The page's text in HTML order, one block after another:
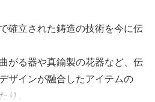
確立された鋳造の技術を今に伝
がる器や真鍮製の花器など、伝
ザインが融合したアイテムの
。